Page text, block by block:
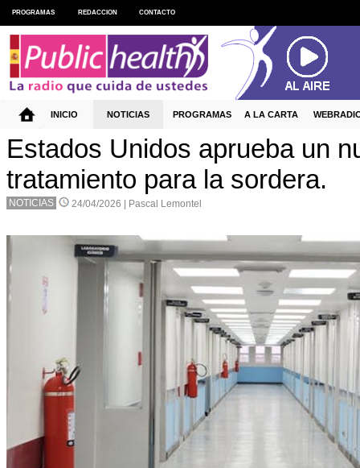
Estados Unidos aprueba un
tratamiento para la sordera.
NOTICIAS 24/04/2026 | Pascal Lemontel
PROGRAMAS REDACCION CONTACTO
INICIO NOTICIAS PROGRAMAS A LA CARTA